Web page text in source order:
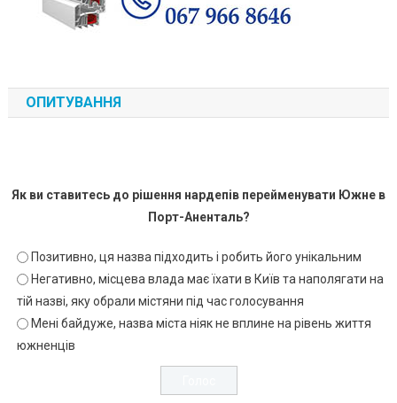
ОПИТУВАННЯ
Як ви ставитесь до рішення нардепів перейменувати Южне в
Порт-Аненталь?
Позитивно, ця назва підходить і робить його унікальним
Негативно, місцева влада має їхати в Київ та наполягати на
тій назві, яку обрали містяни під час голосування
Мені байдуже, назва міста ніяк не вплине на рівень життя
южненців